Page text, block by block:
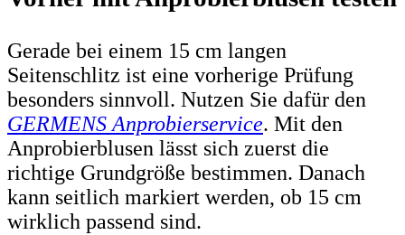
Gerade bei einem 15 cm langen
Seitenschlitz ist eine vorherige Prüfung
besonders sinnvoll. Nutzen Sie dafür den
GERMENS Anprobierservice. Mit den
Anprobierblusen lässt sich zuerst die
richtige Grundgröße bestimmen. Danach
kann seitlich markiert werden, ob 15 cm
wirklich passend sind.